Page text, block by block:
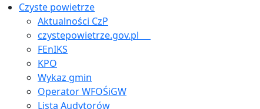
Czyste powietrze
Aktualności CzP
czystepowietrze.gov.pl
FEnIKS
KPO
Wykaz gmin
Operator WFOŚiGW
Lista Audytorów